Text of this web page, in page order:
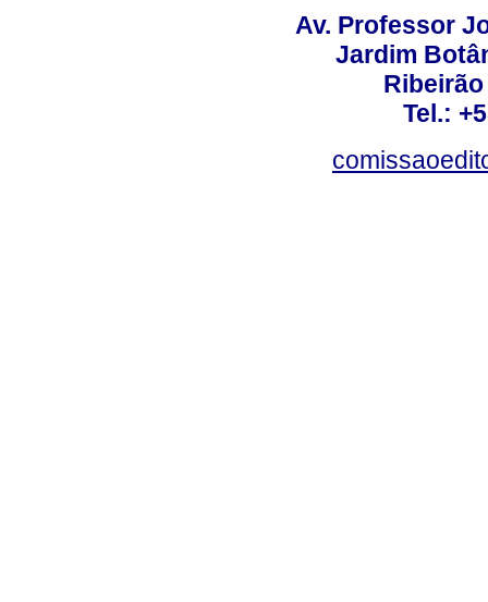
Av. Professor
Jardim
Tel.: